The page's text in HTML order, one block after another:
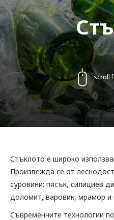
scroll
Стъклото е широко
Произвежда се от
суровини: пясък, силициев
доломит, варовик, мрамор и
Съвременните технологии